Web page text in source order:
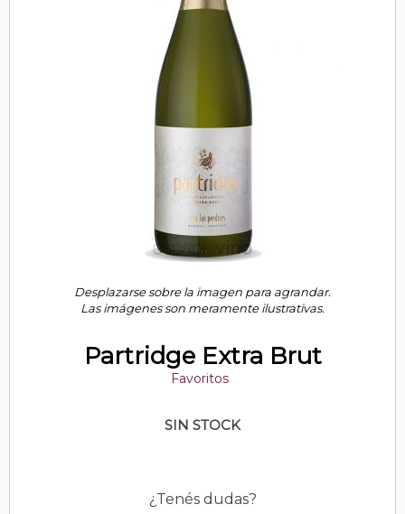
Desplazarse sobre la imagen para agrandar.
Las imágenes son meramente ilustrativas.
Partridge Extra Brut
Favoritos
SIN STOCK
¿Tenés dudas?